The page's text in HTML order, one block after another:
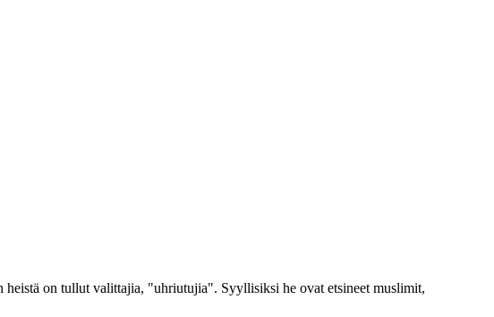
on tullut valittajia, "uhriutujia". Syyllisiksi he ovat etsineet muslimit,